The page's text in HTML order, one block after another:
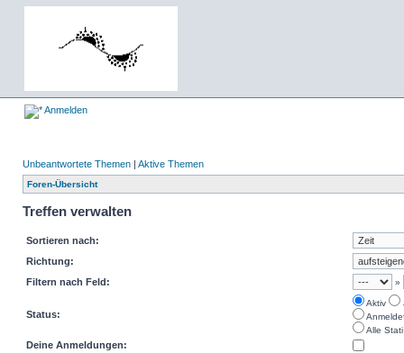
Anmelden
Unbeantwortete Themen | Aktive Themen
Foren-Übersicht
Treffen verwalten
Sortieren nach:
Richtung:
Filtern nach Feld:
»
Status:
Aktiv
Alle Stati
Deine Anmeldungen: